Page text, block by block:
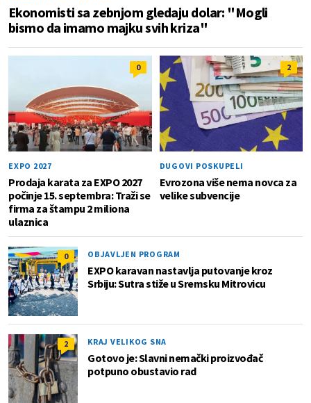
Ekonomisti sa zebnjom gledaju dolar: "Mogli
bismo da imamo majku svih kriza"
0
EXPO 2027
Prodaja karata za EXPO 2027
počinje 15. septembra: Traži se
firma za štampu 2 miliona
ulaznica
2
DUGOVI POSKUPELI
Evrozona više nema novca za
velike subvencije
0 OBJAVLJEN PROGRAM
EXPO karavan nastavlja putovanje kroz
Srbiju: Sutra stiže u Sremsku Mitrovicu
2 KRAJ VELIKOG SNA
Gotovo je: Slavni nemački proizvođač
potpuno obustavio rad